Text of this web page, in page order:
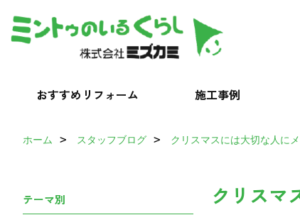
おすすめリフォーム 施工事例
ホーム スタッフブログ クリスマスには大切な人に
クリスマ
テーマ別